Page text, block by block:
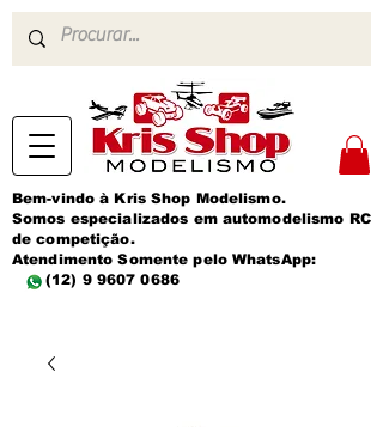
Bem-vindo à Kris Shop Modelismo.
Somos especializados em automodelismo RC
de competição.
Atendimento Somente pelo WhatsApp:
(12) 9 9607 0686